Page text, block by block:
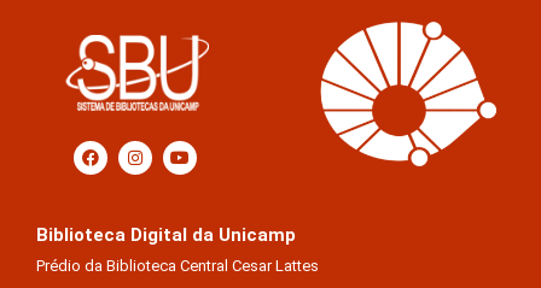
Biblioteca Digital da Unicamp
Prédio da Biblioteca Central Cesar Lattes